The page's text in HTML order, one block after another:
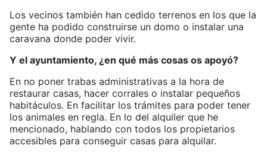
Los vecinos también han cedido terrenos en los que la
gente ha podido construirse un domo o instalar una
caravana donde poder vivir.
Y el ayuntamiento, ¿en qué más cosas os apoyó?
En no poner trabas administrativas a la hora de
restaurar casas, hacer corrales o instalar pequeños
habitáculos. En facilitar los trámites para poder tener
los animales en regla. En lo del alquiler que he
mencionado, hablando con todos los propietarios
accesibles para conseguir casas para alquilar.